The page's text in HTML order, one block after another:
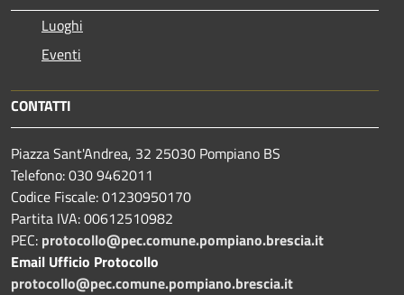
Luoghi
Eventi
CONTATTI
Piazza Sant'Andrea, 32 25030 Pompiano BS
Telefono: 030 9462011
Codice Fiscale: 01230950170
Partita IVA: 00612510982
PEC: protocollo@pec.comune.pompiano.brescia.it
Email Ufficio Protocollo
protocollo@pec.comune.pompiano.brescia.it